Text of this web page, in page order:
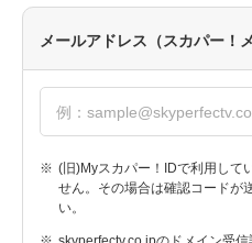
メールアドレス（スカパー！
※ (旧)Myスカパー！IDで利用して
せん。その場合は確認コードが
い。